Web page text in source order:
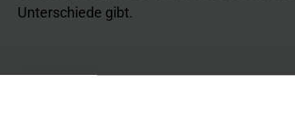
Unterschiede gibt.